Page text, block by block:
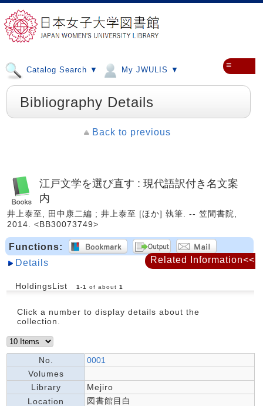
Catalog Search ▼ My JWULIS ▼ ≡
Bibliography Details
Back to previous
江戸文学を選び直す : 現代語訳付き名文案
内
井上泰至, 田中康二編 ; 井上泰至 [ほか] 執筆. -- 笠間書院,
2014. <BB30073749>
Functions:
Details
HoldingsList 1 -1 of about 1
Click a number to display details about the
collection.
No.
0001
Volumes
Library
Mejiro
Location
図書館目白
Related Information<<